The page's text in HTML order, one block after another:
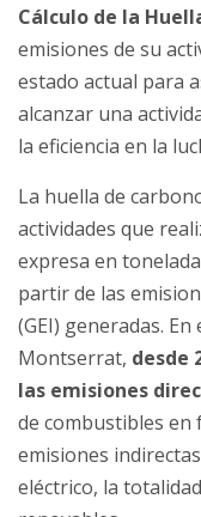
Cálculo de la
emisiones de su
estado actual para
alcanzar una
la eficiencia en la
La huella de
actividades que
expresa en
partir de las
(GEI) generadas.
Montserrat, desde
las emisiones
de combustibles en
emisiones
eléctrico, la